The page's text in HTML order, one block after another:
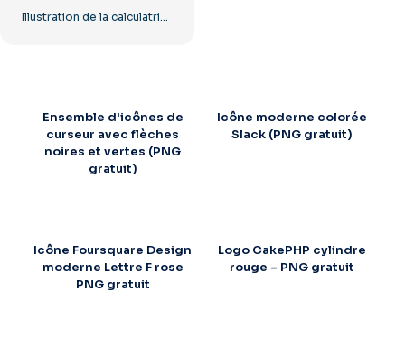
Ensemble d'icônes de
curseur avec flèches
noires et vertes (PNG
gratuit)
Icône moderne colorée
Slack (PNG gratuit)
Icône Foursquare Design
moderne Lettre F rose
PNG gratuit
Logo CakePHP cylindre
rouge – PNG gratuit